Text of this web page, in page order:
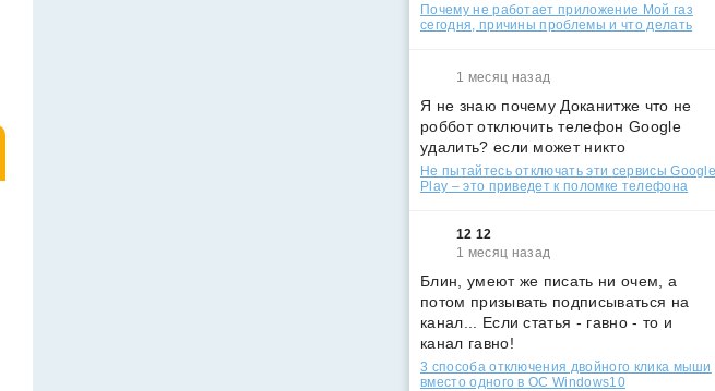
Почему не работает приложение Мой газ
сегодня, причины проблемы и что делать
1 месяц назад
Я не знаю почему Доканитже что не
роббот отключить телефон Google
удалить? если может никто
Не пытайтесь отключать эти сервисы
Play – это приведет к поломке телефона
12 12
1 месяц назад
Блин, умеют же писать ни очем, а
потом призывать подписываться на
канал... Если статья - гавно - то и
канал гавно!
3 способа отключения двойного клика мыши
вместо одного в ОС Windows10